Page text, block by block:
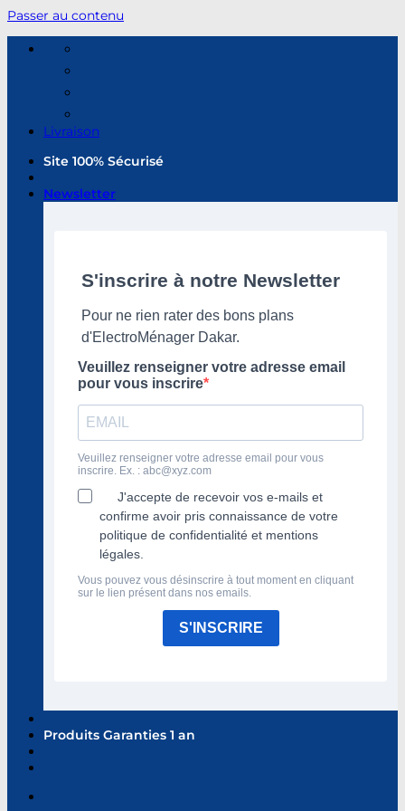
Passer au contenu
Livraison
Site 100% Sécurisé
Newsletter
S'inscrire à notre Newsletter
Pour ne rien rater des bons plans
d'ElectroMénager Dakar.
Veuillez renseigner votre adresse email
pour vous inscrire
Veuillez renseigner votre adresse email pour vous
inscrire. Ex. : abc@xyz.com
J'accepte de recevoir vos e-mails et
confirme avoir pris connaissance de votre
politique de confidentialité et mentions
légales.
Vous pouvez vous désinscrire à tout moment en cliquant
sur le lien présent dans nos emails.
S'INSCRIRE
Produits Garanties 1 an